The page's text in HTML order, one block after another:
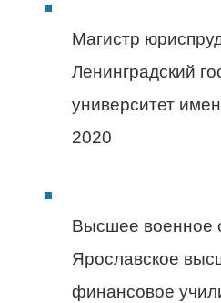
Магистр
Ленинградский
университет
2020
Высшее военное
Ярославское
финансовое